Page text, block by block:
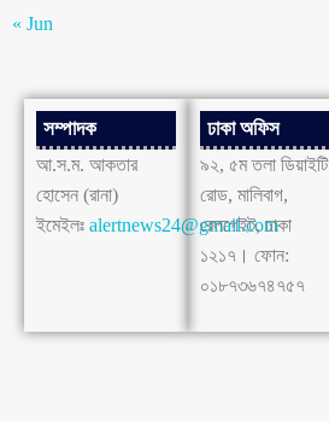
« Jun
সম্পাদক
আ.স.ম. আকতার
হোসেন (রানা)
ইমেইলঃ alertnews24@gmail.com
ঢাকা অফিস
৯২, ৫ম তলা ডিয়াইটি
রোড, মালিবাগ,
রেলগেইট, ঢাকা
১২১৭। ফোন:
০১৮৭৩৬৭৪৭৫৭